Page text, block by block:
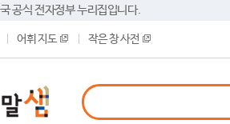
공식 전자정부 누리집입니다.
어휘 지도 작은 창 사전